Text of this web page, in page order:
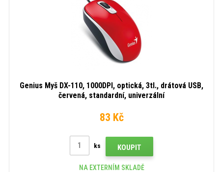
Genius Myš DX-110, 1000DPI, optická, 3tl., drátová USB,
červená, standardní, univerzální
83 Kč
ks KOUPIT
NA EXTERNÍM SKLADĚ